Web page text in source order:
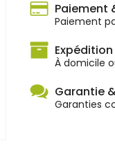
Paiement
Paiement
À domicile
Garantie
Garanties